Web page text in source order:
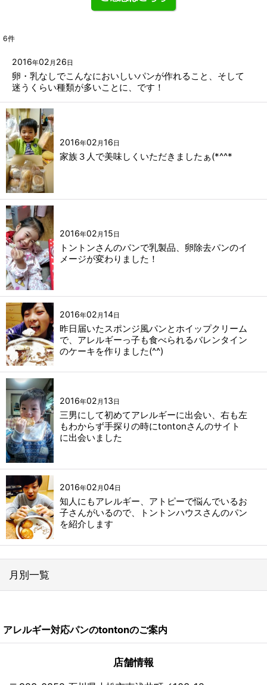
6件
2016年02 月 26日
卵・乳なしでこんなにおいしいパンが作れること、そして
迷うくらい種類が多いことに、です！
2016年02 月16日
家族３人で美味しくいただきましたぁ(*^^*
2016年02 月15日
トントンさんのパンで乳製品、卵除去パンのイ
メージが変わりました！
2016年02 月14日
昨日届いたスポンジ風パンとホイップクリーム
で、アレルギーっ子も食べられるバレンタイン
のケーキを作りました(^^)
2016年02 月13日
三男にして初めてアレルギーに出会い、右も左
もわからず手探りの時にtontonさんのサイト
に出会いました
2016年02 月04日
知人にもアレルギー、アトピーで悩んでいるお
子さんがいるので、トントンハウスさんのパン
を紹介します
月別一覧
2024年
アレルギー対応パンのtontonのご案内
店舗情報